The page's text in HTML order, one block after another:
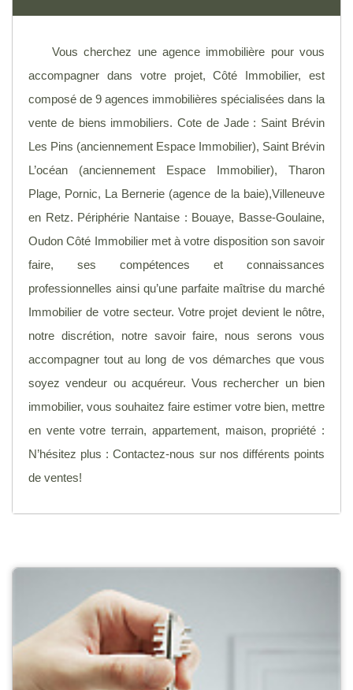
Vous cherchez une agence immobilière pour vous
accompagner dans votre projet, Côté Immobilier, est
composé de 9 agences immobilières spécialisées dans la
vente de biens immobiliers. Cote de Jade : Saint Brévin
Les Pins (anciennement Espace Immobilier), Saint Brévin
L’océan (anciennement Espace Immobilier), Tharon
Plage, Pornic, La Bernerie (agence de la baie),Villeneuve
en Retz. Périphérie Nantaise : Bouaye, Basse-Goulaine,
Oudon Côté Immobilier met à votre disposition son savoir
faire, ses compétences et connaissances
professionnelles ainsi qu’une parfaite maîtrise du marché
Immobilier de votre secteur. Votre projet devient le nôtre,
notre discrétion, notre savoir faire, nous serons vous
accompagner tout au long de vos démarches que vous
soyez vendeur ou acquéreur. Vous rechercher un bien
immobilier, vous souhaitez faire estimer votre bien, mettre
en vente votre terrain, appartement, maison, propriété :
N’hésitez plus : Contactez-nous sur nos différents points
de ventes!